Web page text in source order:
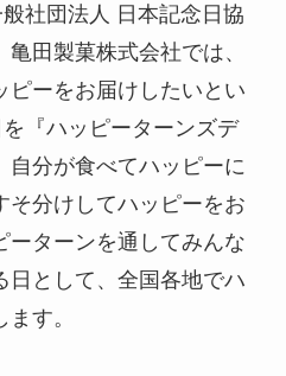
社団法人 日本記念日協
田製菓株式会社では、
ピーをお届けしたいとい
『ハッピーターンズデ
自分が食べてハッピーに
そ分けしてハッピーをお
ーターンを通してみんな
日として、全国各地でハ
す。